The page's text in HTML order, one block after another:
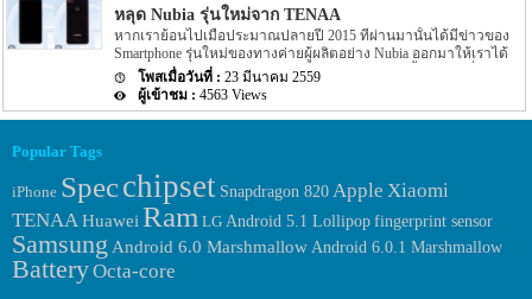
หลุด Nubia รุ่นใหม่จาก TENAA
หากเราย้อนไปเมื่อประมาณปลายปี 2015 ที่ผ่านมานั้นได้มีข่าวของ
Smartphone รุ่นใหม่ของทางค่ายผู้ผลิตอย่าง Nubia ออกมาให้เราได้
ทราบรายละเอียดต่างๆ กันไปแล้ว แต่ข่าวในตอนนั้นได้ระบุชื่อของ
Smartphone รุ่นใหม่ซึ่งจะมีชื่อว่า Nubia Z11 นั้นเอง อีกทั้งระบุกำหนด
เปิดตัวออกมาอีกด้วยว่ารุ่นใหม่อย่าง Nubia Z11 นั้นจะถูกเปิดตัวออก
มาประมาณต้นปี 2016 นี้เอง แต่ล่าสุดนั้นกลับมีรายละเอียดของ
มานี้นั้นได้ถูกเปิดเผยผ่านทางหน้าเว็บไซต์อย่าง TENAA นั้นเอง อีก
ทั้งรูปร่างของตัวเครื่องที่เราเคยเห็นกันมาก่อนนั้นกับรุ่นใหม่ที่ถูกเปิด
เผยบนเว็บไซต์ TENAA นั้นจะไม่ค่อยมีความแตกต่างกันมานัก โดย
สื่อต่างก็ลงความเห็นกันว่ารุ่นใหม่ของทาง Nubia นี้นั้นอาจจะเป็นรุ่น
Mini ซึ่งอาจจะมีชื่อ Codename ว่า Z11 Mini ก็เป็นได้ อีกทั้งราย
ละเอียดของข่าวยังได้ระบุ Spec ภายในตัวเครื่องรุ่นใหม่นี้ออกมาให้
23 มีนาคม 2559
4563 Views
Popular Tags
iPhone Specchipset Snapdragon 820 Apple Xiaomi
TENAAHuaweiRam LG Android 5.1 Lollipop fingerprint sensor
Samsung Android 6.0 MarshmallowAndroid 6.0.1 Marshmallow
BatteryOcta-core